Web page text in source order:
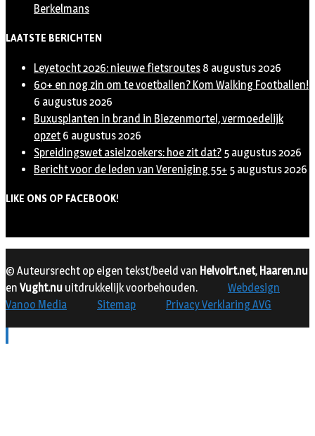
Berkelmans
LAATSTE BERICHTEN
Leyetocht 2026: nieuwe fietsroutes 8 augustus 2026
60+ en nog zin om te voetballen? Kom Walking Footballen!
6 augustus 2026
Buxusplanten in brand in Biezenmortel, vermoedelijk
opzet 6 augustus 2026
Spreidingswet asielzoekers: hoe zit dat? 5 augustus 2026
Bericht voor de leden van Vereniging 55+ 5 augustus 2026
LIKE ONS OP FACEBOOK!
© Auteursrecht op eigen tekst/beeld van Helvoirt.net, Haaren.nu
en Vught.nu uitdrukkelijk voorbehouden.
Webdesign
Vanoo Media
Sitemap Privacy Verklaring AVG